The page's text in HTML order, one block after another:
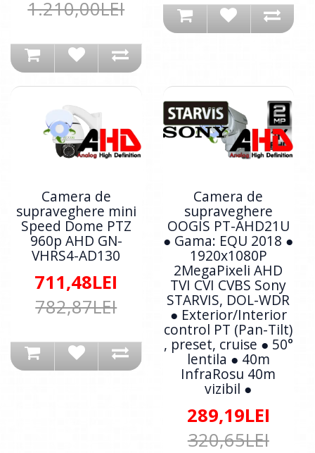
1.210,00LEI
Camera de
supraveghere mini
Speed Dome PTZ
960p AHD GN-
VHRS4-AD130
711,48LEI
782,87LEI
Camera de
supraveghere
OOGIS PT-AHD21U
● Gama: EQU 2018 ●
1920x1080P
2MegaPixeli AHD
TVI CVI CVBS Sony
STARVIS, DOL-WDR
● Exterior/Interior
control PT (Pan-Tilt)
, preset, cruise ● 50°
lentila ● 40m
InfraRosu 40m
vizibil ●
289,19LEI
320,65LEI